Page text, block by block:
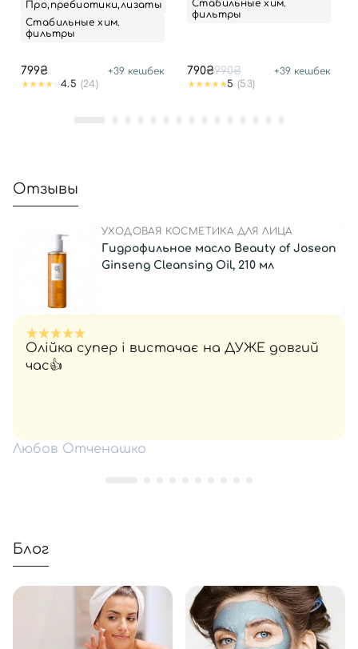
Про,пребиотики,лизаты
Стабильные хим.
фильтры
799₴ +39 кешбек
4.5 (24)
Стабильные хим.
фильтры
790₴990₴ +39 кешбек
5 (53)
Отзывы
УХОДОВАЯ КОСМЕТИКА ДЛЯ ЛИЦА
Гидрофильное масло Beauty of Joseon
Ginseng Cleansing Oil, 210 мл
Олійка супер і вистачає на ДУЖЕ довгий
час👍
Любов Отченашко
Блог